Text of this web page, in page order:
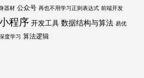
器材 公众号 再也不用学习正则表达式 前端开发
程序 开发工具 数据结构与算法 易优
度学习 算法逻辑